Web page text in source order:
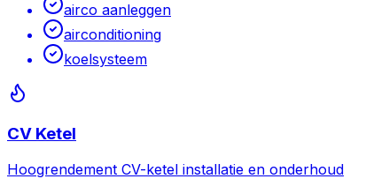
airco aanleggen
airconditioning
koelsysteem
CV Ketel
Hoogrendement CV-ketel installatie en onderhoud